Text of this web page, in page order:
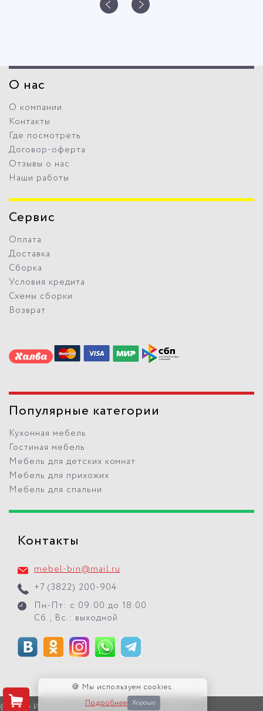
О нас
О компании
Контакты
Где посмотреть
Договор-оферта
Отзывы о нас
Наши работы
Сервис
Оплата
Доставка
Сборка
Условия кредита
Схемы сборки
Возврат
Популярные категории
Кухонная мебель
Гостиная мебель
Мебель для детских комнат
Мебель для прихожих
Мебель для спальни
Контакты
mebel-bin@mail.ru
+7 (3822) 200-904
Пн-Пт: с 09:00 до 18:00
Сб., Вс.: выходной
© 2026 Интернет-магазин "Мебель БиН" г. Томск
🍪 Мы используем cookies.
Подробнее Хорошо